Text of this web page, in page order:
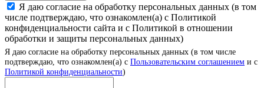
Я даю согласие на обработку персональных данных (в том
числе подтверждаю, что ознакомлен(а) с Политикой
конфиденциальности сайта и с Политикой в отношении
обработки и защиты персональных данных)
Я даю согласие на обработку персональных данных (в том числе
подтверждаю, что ознакомлен(а) с Пользовательским соглашением и с
Политикой конфиденциальности)